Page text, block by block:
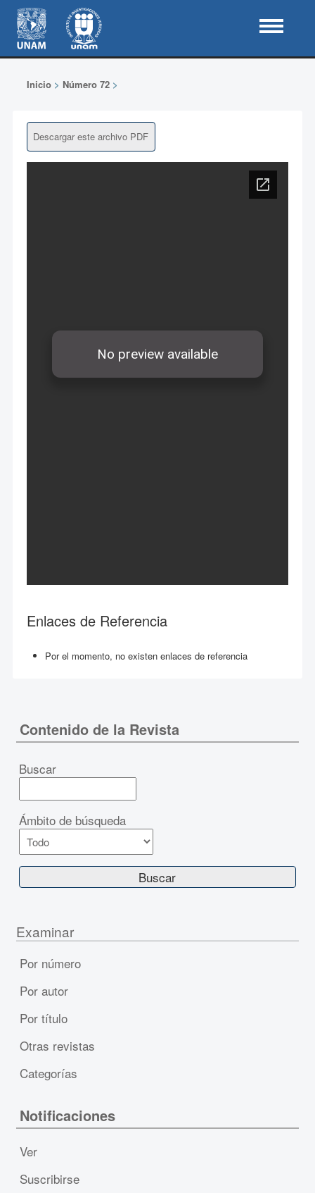
Inicio> Número 72>
Descargar este archivo PDF
Enlaces de Referencia
Por el momento, no existen enlaces de referencia
Contenido de la Revista
Buscar
Ámbito de búsqueda
Examinar
Por número
Por autor
Por título
Otras revistas
Categorías
Notificaciones
Ver
Suscribirse